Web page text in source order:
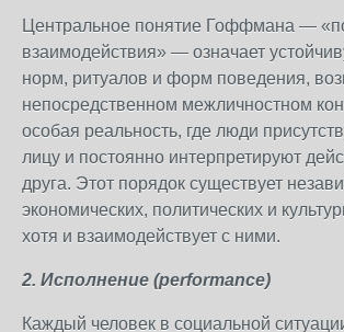
Центральное понятие Гоффмана —
взаимодействия» — означает
норм, ритуалов и форм поведения,
непосредственном межличностном
особая реальность, где люди
лицу и постоянно интерпретируют
друга. Этот порядок существует
экономических, политических и
хотя и взаимодействует с ними.
2. Исполнение (performance)
Каждый человек в социальной